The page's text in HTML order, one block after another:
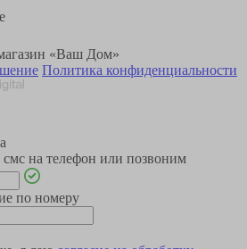
«Ваш Дом»
Политика конфиденциальности
на телефон или позвоним
по номеру